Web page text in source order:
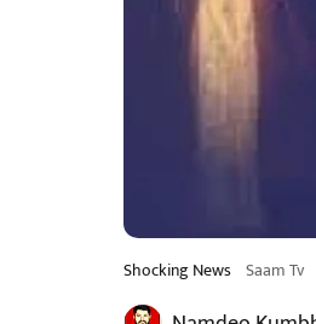
Shocking News Saam Tv